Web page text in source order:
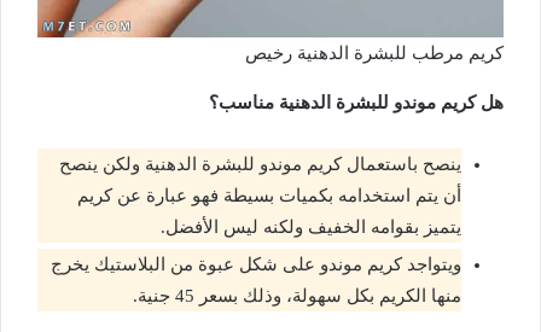
كريم مرطب للبشرة الدهنية رخيص
هل كريم موندو للبشرة الدهنية مناسب؟
ينصح باستعمال كريم موندو للبشرة الدهنية ولكن ينصح
أن يتم استخدامه بكميات بسيطة فهو عبارة عن كريم
يتميز بقوامه الخفيف ولكنه ليس الأفضل.
ويتواجد كريم موندو على شكل عبوة من البلاستيك يخرج
منها الكريم بكل سهولة، وذلك بسعر 45 جنية.